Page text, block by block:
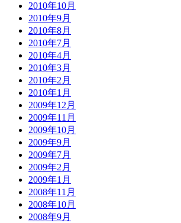
2010年10月
2010年9月
2010年8月
2010年7月
2010年4月
2010年3月
2010年2月
2010年1月
2009年12月
2009年11月
2009年10月
2009年9月
2009年7月
2009年2月
2009年1月
2008年11月
2008年10月
2008年9月